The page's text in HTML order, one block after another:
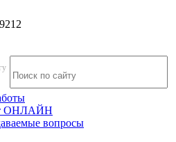
ОНЛАЙН
вопросы